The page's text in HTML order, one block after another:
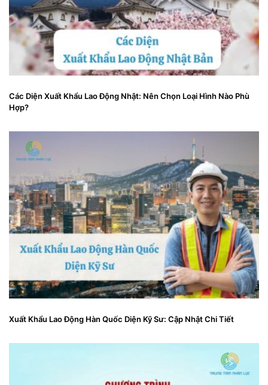
Các Diện Xuất Khẩu Lao Động Nhật: Nên Chọn Loại Hình Nào Phù
Hợp?
Xuất Khẩu Lao Động Hàn Quốc Diện Kỹ Sư: Cập Nhật Chi Tiết